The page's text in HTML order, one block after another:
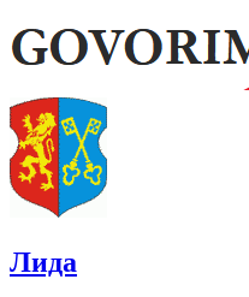
Лида